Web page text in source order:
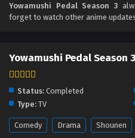
Yowamushi Pedal Season 3
forget to watch other anime
Yowamushi Pedal Season 3
Status: Completed
Type: TV
Comedy Drama Shounen